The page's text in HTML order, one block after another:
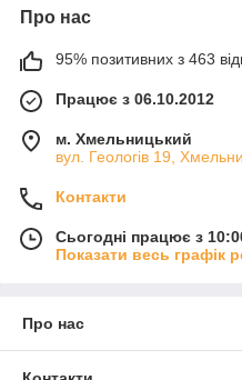
Про нас
95% позитивних з 463
Працює з 06.10.2012
м. Хмельницький
вул. Геологів 19,
Контакти
Сьогодні працює з
Показати весь графік
Про нас